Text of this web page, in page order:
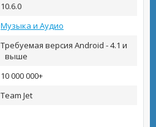
10.6.0
Музыка и Аудио
Требуемая версия Android - 4.1 и
выше
10 000 000+
Team Jet